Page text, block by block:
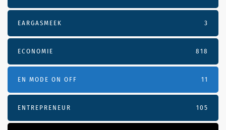
EARGASMEEK 3
ECONOMIE 818
EN MODE ON OFF 11
ENTREPRENEUR 105